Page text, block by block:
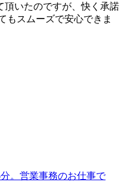
頂いたのですが、快く承諾
もスムーズで安心できま
。営業事務のお仕事で